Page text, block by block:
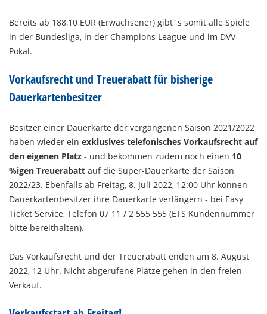
Bereits ab 188,10 EUR (Erwachsener) gibt´s somit alle Spiele
in der Bundesliga, in der Champions League und im DVV-
Pokal.
Vorkaufsrecht und Treuerabatt für bisherige
Dauerkartenbesitzer
Besitzer einer Dauerkarte der vergangenen Saison 2021/2022
haben wieder ein exklusives telefonisches Vorkaufsrecht auf
den eigenen Platz - und bekommen zudem noch einen 10
%igen Treuerabatt auf die Super-Dauerkarte der Saison
2022/23. Ebenfalls ab Freitag, 8. Juli 2022, 12:00 Uhr können
Dauerkartenbesitzer ihre Dauerkarte verlängern - bei Easy
Ticket Service, Telefon 07 11 / 2 555 555 (ETS Kundennummer
bitte bereithalten).
Das Vorkaufsrecht und der Treuerabatt enden am 8. August
2022, 12 Uhr. Nicht abgerufene Plätze gehen in den freien
Verkauf.